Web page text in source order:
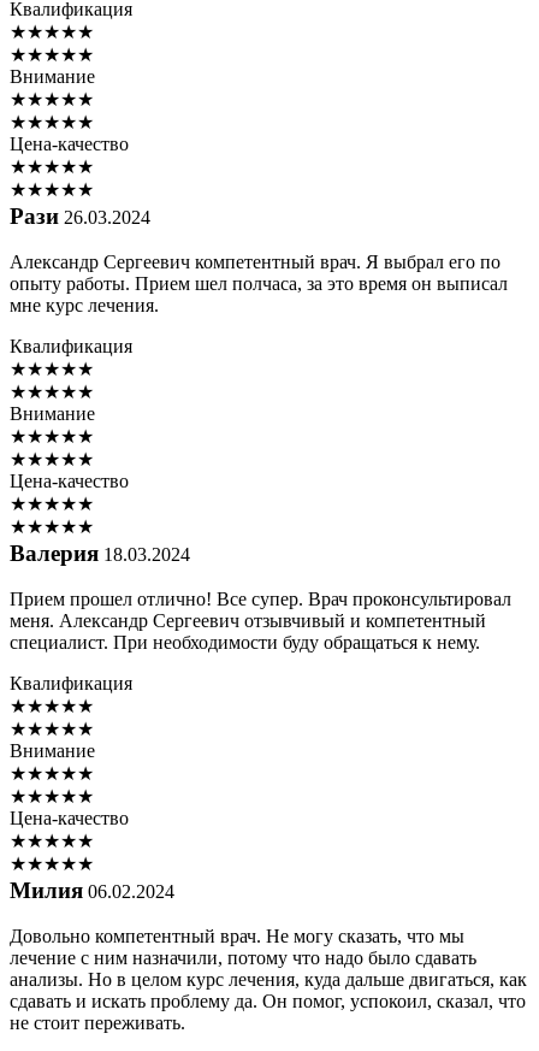
Квалификация
★★★★★
★★★★★
Внимание
★★★★★
★★★★★
Цена-качество
★★★★★
★★★★★
Рази 26.03.2024
Александр Сергеевич компетентный врач. Я выбрал его по
опыту работы. Прием шел полчаса, за это время он выписал
мне курс лечения.
Квалификация
★★★★★
★★★★★
Внимание
★★★★★
★★★★★
Цена-качество
★★★★★
★★★★★
Валерия 18.03.2024
Прием прошел отлично! Все супер. Врач проконсультировал
меня. Александр Сергеевич отзывчивый и компетентный
специалист. При необходимости буду обращаться к нему.
Квалификация
★★★★★
★★★★★
Внимание
★★★★★
★★★★★
Цена-качество
★★★★★
★★★★★
Милия 06.02.2024
Довольно компетентный врач. Не могу сказать, что мы
лечение с ним назначили, потому что надо было сдавать
анализы. Но в целом курс лечения, куда дальше двигаться, как
сдавать и искать проблему да. Он помог, успокоил, сказал, что
не стоит переживать.